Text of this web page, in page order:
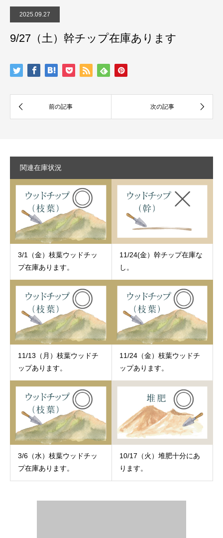
2025.09.27
9/27（土）幹チップ在庫あります
関連在庫状況
3/1（金）枝葉ウッドチッ
プ在庫あります。
11/24(金）幹チップ在庫な
し。
11/13（月）枝葉ウッドチ
ップあります。
11/24（金）枝葉ウッドチ
ップあります。
3/6（水）枝葉ウッドチッ
プ在庫あります。
10/17（火）堆肥十分にあ
ります。